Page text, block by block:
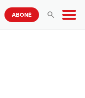
ABONĒ